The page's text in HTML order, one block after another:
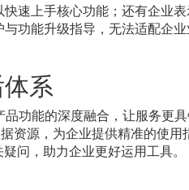
速上手核心功能；还有企业
功能升级指导，无法适配企
系
功能的深度融合，让服务更
源，为企业提供精准的使用
问，助力企业更好运用工具。